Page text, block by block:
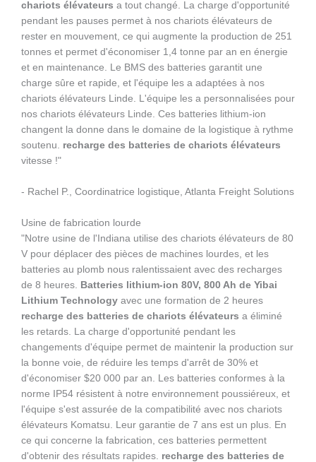
chariots élévateurs a tout changé. La charge d'opportunité
pendant les pauses permet à nos chariots élévateurs de
rester en mouvement, ce qui augmente la production de 251
tonnes et permet d'économiser 1,4 tonne par an en énergie
et en maintenance. Le BMS des batteries garantit une
charge sûre et rapide, et l'équipe les a adaptées à nos
chariots élévateurs Linde. L'équipe les a personnalisées pour
nos chariots élévateurs Linde. Ces batteries lithium-ion
changent la donne dans le domaine de la logistique à rythme
soutenu. recharge des batteries de chariots élévateurs
vitesse !"
- Rachel P., Coordinatrice logistique, Atlanta Freight Solutions
Usine de fabrication lourde
"Notre usine de l'Indiana utilise des chariots élévateurs de 80
V pour déplacer des pièces de machines lourdes, et les
batteries au plomb nous ralentissaient avec des recharges
de 8 heures. Batteries lithium-ion 80V, 800 Ah de Yibai
Lithium Technology avec une formation de 2 heures
recharge des batteries de chariots élévateurs a éliminé
les retards. La charge d'opportunité pendant les
changements d'équipe permet de maintenir la production sur
la bonne voie, de réduire les temps d'arrêt de 30% et
d'économiser $20 000 par an. Les batteries conformes à la
norme IP54 résistent à notre environnement poussiéreux, et
l'équipe s'est assurée de la compatibilité avec nos chariots
élévateurs Komatsu. Leur garantie de 7 ans est un plus. En
ce qui concerne la fabrication, ces batteries permettent
d'obtenir des résultats rapides. recharge des batteries de